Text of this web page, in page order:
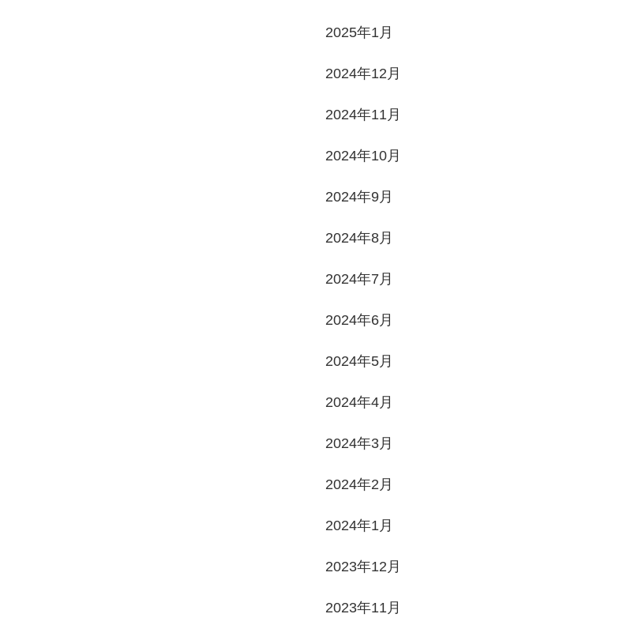
2025年1月
2024年12月
2024年11月
2024年10月
2024年9月
2024年8月
2024年7月
2024年6月
2024年5月
2024年4月
2024年3月
2024年2月
2024年1月
2023年12月
2023年11月